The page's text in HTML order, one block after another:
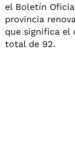
el Boletín
provincia
que significa el
total de 92.